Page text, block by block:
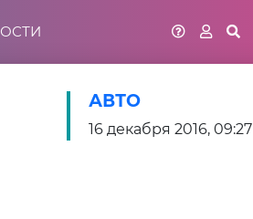
АВТО
16 декабря 2016, 09:27